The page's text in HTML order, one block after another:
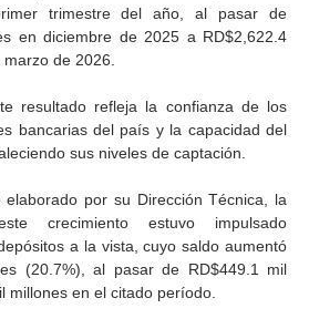
trimestre del año, al pasar de
en diciembre de 2025 a RD$2,622.4
de 2026.
resultado refleja la confianza de los
bancarias del país y la capacidad del
sus niveles de captación.
por su Dirección Técnica, la
crecimiento estuvo impulsado
a la vista, cuyo saldo aumentó
(20.7%), al pasar de RD$449.1 mil
millones en el citado período.